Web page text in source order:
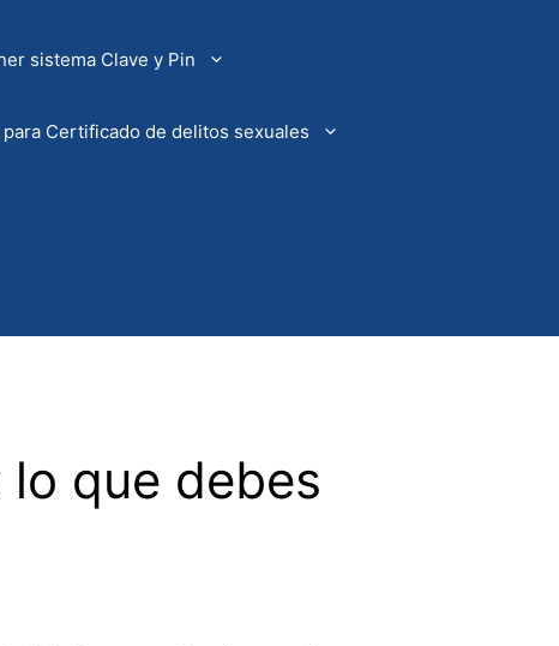
sistema Clave y Pin
para Certificado de delitos sexuales
que debes